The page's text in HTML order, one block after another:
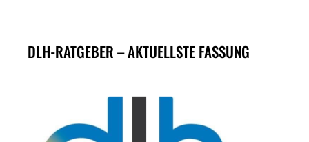
DLH-RATGEBER – AKTUELLSTE FASSUNG